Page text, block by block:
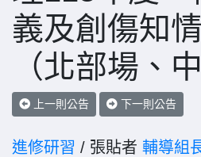
義及創傷知
（北部場、
上一則公告 下一則公告
進修研習 / 張貼者 輔導組